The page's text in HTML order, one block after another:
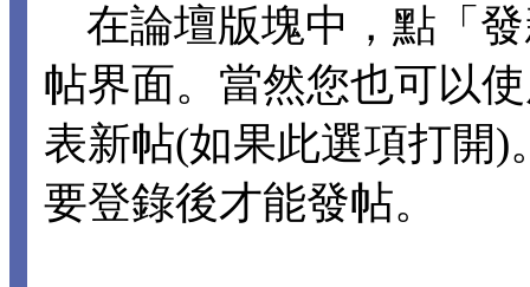
在論壇版塊中，點「
帖界面。當然您也可以
表新帖(如果此選項打開
要登錄後才能發帖。